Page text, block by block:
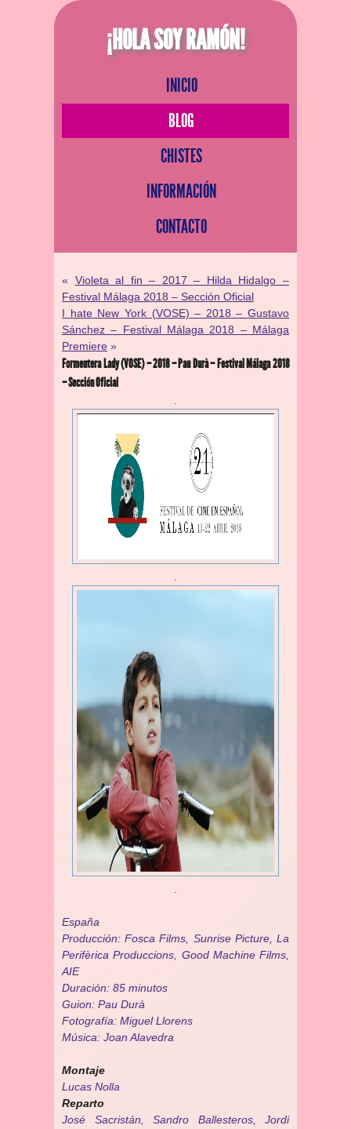
¡HOLA SOY RAMÓN!
INICIO
BLOG
CHISTES
INFORMACIÓN
CONTACTO
« Violeta al fin – 2017 – Hilda Hidalgo –
Festival Málaga 2018 – Sección Oficial
I hate New York (VOSE) – 2018 – Gustavo
Sánchez – Festival Málaga 2018 – Málaga
Premiere »
Formentera Lady (VOSE) – 2018 – Pau Durà – Festival Málaga 2018
– Sección Oficial
España
Producción: Fosca Films, Sunrise Picture, La
Perifèrica Produccions, Good Machine Films,
AIE
Duración: 85 minutos
Guion: Pau Durà
Fotografía: Miguel Llorens
Música: Joan Alavedra
Montaje
Lucas Nolla
Reparto
José Sacristán, Sandro Ballesteros, Jordi